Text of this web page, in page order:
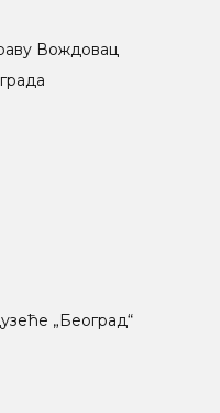
Вождовац
„Београд“